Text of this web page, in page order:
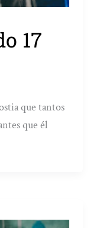
17
que tantos
que él